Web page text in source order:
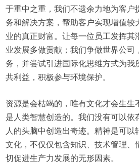
于重中之重，我们不遗余力地为客户
务和解决方案，帮助客户实现增值较
业的真正财富。让每一位员工发挥其
业发展多做贡献；我们争做世界公司
务，并尝试引进国际化思维方式为我
共利益，积极参与环境保护。
资源是会枯竭的，唯有文化才会生生
是人类智慧创造的。我们没有可以依
人的头脑中创造出奇迹。精神是可以
文化，不仅仅包含知识、技术管理
切促进生产力发展的无形因素。